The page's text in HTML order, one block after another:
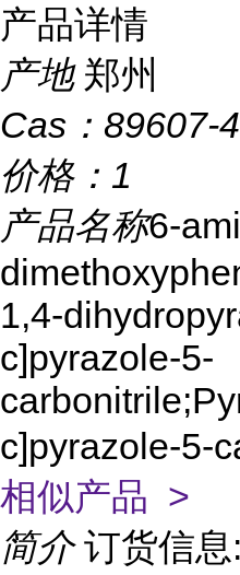
产品详情
产地 郑州
Cas： 89607-
价格： 1
产品名称6-
1,4-
c]pyrazole-5-
c]pyrazole-5-
相似产品 >
简介 订货信息: